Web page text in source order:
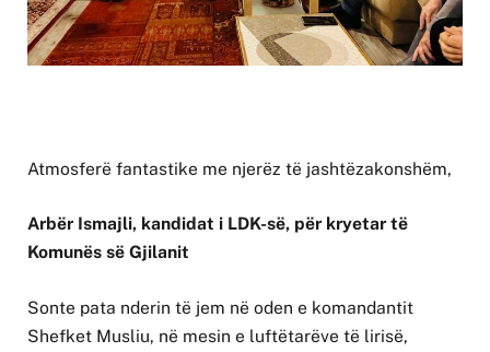
Atmosferë fantastike me njerëz të jashtëzakonshëm,
Arbër Ismajli, kandidat i LDK-së, për kryetar të
Komunës së Gjilanit
Sonte pata nderin të jem në oden e komandantit
Shefket Musliu, në mesin e luftëtarëve të lirisë,